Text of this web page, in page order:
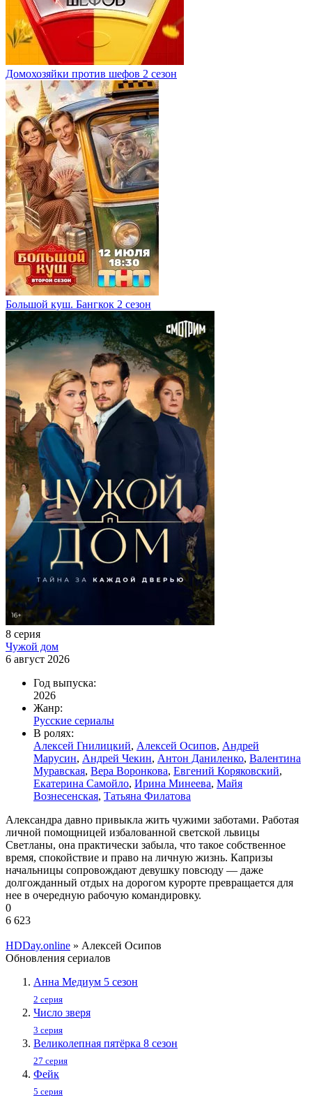
Домохозяйки против шефов 2 сезон
Большой куш. Бангкок 2 сезон
8 серия
Чужой дом
6 август 2026
Год выпуска:
2026
Жанр:
Русские сериалы
В ролях:
Алексей Гнилицкий, Алексей Осипов, Андрей
Марусин, Андрей Чекин, Антон Даниленко, Валентина
Муравская, Вера Воронкова, Евгений Коряковский,
Екатерина Самойло, Ирина Минеева, Майя
Вознесенская, Татьяна Филатова
Александра давно привыкла жить чужими заботами. Работая
личной помощницей избалованной светской львицы
Светланы, она практически забыла, что такое собственное
время, спокойствие и право на личную жизнь. Капризы
начальницы сопровождают девушку повсюду — даже
долгожданный отдых на дорогом курорте превращается для
нее в очередную рабочую командировку.
0
6 623
HDDay.online » Алексей Осипов
Обновления сериалов
Анна Медиум 5 сезон
2 серия
Число зверя
3 серия
Великолепная пятёрка 8 сезон
27 серия
Фейк
5 серия